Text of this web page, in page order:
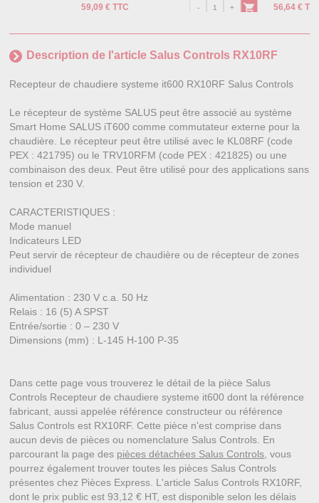
59,09 € TTC 56,64 €
Description de l'article Salus Controls RX10RF
Recepteur de chaudiere systeme it600 RX10RF Salus Controls
Le récepteur de système SALUS peut être associé au système
Smart Home SALUS iT600 comme commutateur externe pour la
chaudière. Le récepteur peut être utilisé avec le KL08RF (code
PEX : 421795) ou le TRV10RFM (code PEX : 421825) ou une
combinaison des deux. Peut être utilisé pour des applications sans
tension et 230 V.
CARACTERISTIQUES :
Mode manuel
Indicateurs LED
Peut servir de récepteur de chaudière ou de récepteur de zones
individuel
Alimentation : 230 V c.a. 50 Hz
Relais : 16 (5) A SPST
Entrée/sortie : 0 – 230 V
Dimensions (mm) : L-145 H-100 P-35
Dans cette page vous trouverez le détail de la pièce Salus
Controls Recepteur de chaudiere systeme it600 dont la référence
fabricant, aussi appelée référence constructeur ou référence
Salus Controls est RX10RF. Cette pièce n'est comprise dans
aucun devis de pièces ou nomenclature Salus Controls. En
parcourant la page des pièces détachées Salus Controls , vous
pourrez également trouver toutes les pièces Salus Controls
présentes chez Pièces Express. L'article Salus Controls RX10RF,
dont le prix public est 93,12 € HT, est disponible selon les délais